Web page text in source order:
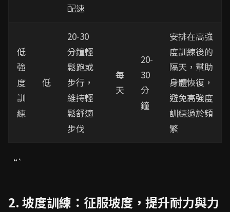
配速
低
強
度
訓
練
低
20-30
分鐘輕
鬆跑或
步行，
維持輕
鬆舒適
步伐
每
天
20-
30
分
鐘
安排在高強
度訓練後的
隔天，幫助
身體恢復，
避免高強度
訓練過於頻
繁
“`
2. 坡度訓練：征服坡度，提升耐力與力